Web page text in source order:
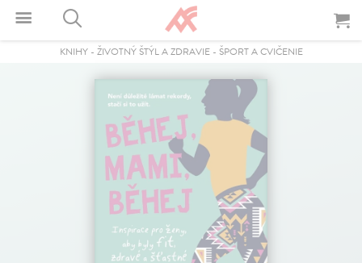
KNIHY- ŽIVOTNÝ ŠTÝL A ZDRAVIE- ŠPORT A CVIČENIE